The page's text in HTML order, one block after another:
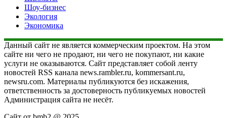
Шоу-бизнес
Экология
Экономика
Данный сайт не является коммерческим проектом. На этом
сайте ни чего не продают, ни чего не покупают, ни какие
услуги не оказываются. Сайт представляет собой ленту
новостей RSS канала news.rambler.ru, kommersant.ru,
newsru.com. Материалы публикуются без искажения,
ответственность за достоверность публикуемых новостей
Администрация сайта не несёт.